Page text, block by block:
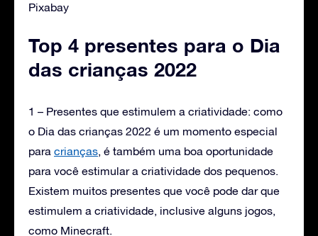
Pixabay
Top 4 presentes para o Dia
das crianças 2022
1 – Presentes que estimulem a criatividade: como
o Dia das crianças 2022 é um momento especial
para crianças, é também uma boa oportunidade
para você estimular a criatividade dos pequenos.
Existem muitos presentes que você pode dar que
estimulem a criatividade, inclusive alguns jogos,
como Minecraft.